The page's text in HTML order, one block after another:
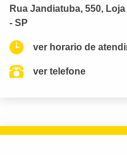
Rua Jandiatuba, 550,
- SP
ver horario de
ver telefone